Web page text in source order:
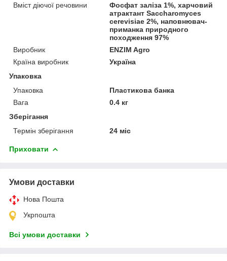
Вміст діючої речовини
Фосфат заліза 1%, харчовий
атрактант Saccharomyces
cerevisiae 2%, наповнювач-
приманка природного
походження 97%
Виробник
ENZIM Agro
Країна виробник
Україна
Упаковка
Упаковка
Пластикова банка
Вага
0.4 кг
Зберігання
Термін зберігання
24 міс
Приховати
Умови доставки
Нова Пошта
Укрпошта
Всі умови доставки